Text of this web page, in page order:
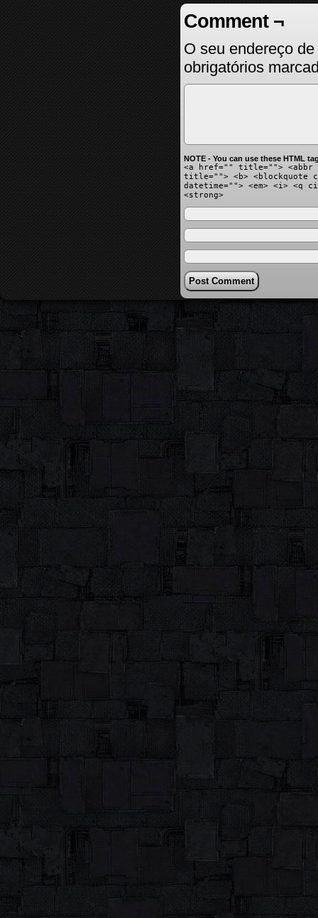
Comment ¬
O seu endereço
obrigatórios
NOTE - You can use these HTML
<a href="" title=""> <abbr
title=""> <b> <blockquote
datetime=""> <em> <i> <q
<strong>